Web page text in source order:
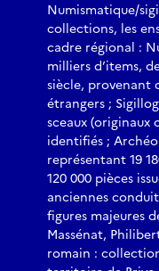
Numismatique/
collections, les
cadre régional :
milliers d’items,
siècle, provenant
étrangers ;
sceaux (originaux
identifiés ;
représentant 19
120 000 pièces
anciennes
figures majeures
Massénat,
romain :